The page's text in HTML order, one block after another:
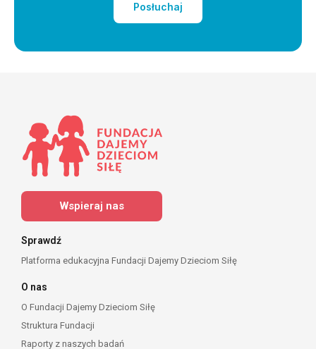
Posłuchaj
Wspieraj nas
Sprawdź
Platforma edukacyjna Fundacji Dajemy Dzieciom Siłę
O nas
O Fundacji Dajemy Dzieciom Siłę
Struktura Fundacji
Raporty z naszych badań